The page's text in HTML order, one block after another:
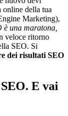
online della tua
Marketing),
è una maratona,
veloce ritorno
SEO. Si
dei risultati SEO
E vai